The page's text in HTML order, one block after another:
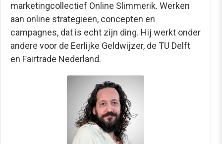
marketingcollectief Online Slimmerik. Werken
aan online strategieën, concepten en
campagnes, dat is echt zijn ding. Hij werkt onder
andere voor de Eerlijke Geldwijzer, de TU Delft
en Fairtrade Nederland.